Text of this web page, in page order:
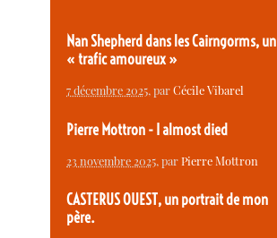
Nan Shepherd dans les Cairngorms, un
« trafic amoureux »
7 décembre 2025, parCécile Vibarel
Pierre Mottron - I almost died
23 novembre 2025, parPierre Mottron
CASTERUS OUEST, un portrait de mon
père.